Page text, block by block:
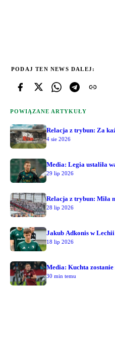
PODAJ TEN NEWS DALEJ:
POWIĄZANE ARTYKUŁY
Relacja z trybun: Za
4 sie 2026
Media: Legia ustaliła
29 lip 2026
Relacja z trybun: Miła
28 lip 2026
Jakub Adkonis w Lechii
18 lip 2026
Media: Kuchta
30 min temu